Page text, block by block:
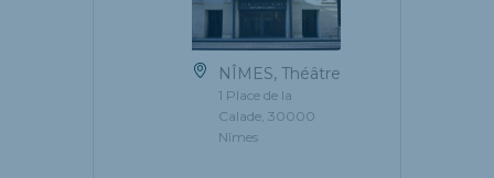
NÎMES, Théâtre
1 Place de la
Calade, 30000
Nîmes